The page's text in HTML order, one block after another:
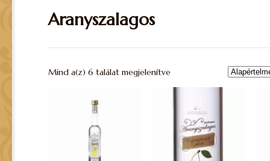
Aranyszalagos
Mind a(z) 6 találat megjelenítve